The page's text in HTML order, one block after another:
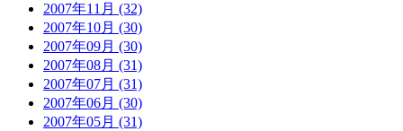
2007年11月 (32)
2007年10月 (30)
2007年09月 (30)
2007年08月 (31)
2007年07月 (31)
2007年06月 (30)
2007年05月 (31)